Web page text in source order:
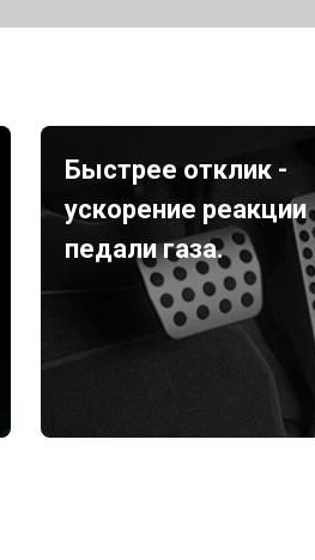
Быстрее отклик -
ускорение реакции
педали газа.